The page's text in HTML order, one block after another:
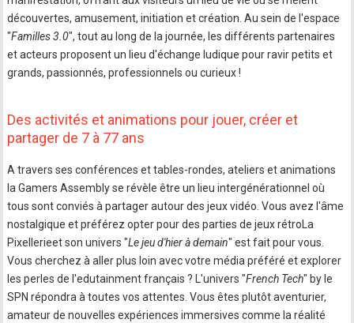
découvertes, amusement, initiation et création. Au sein de l'espace
"Familles 3.0", tout au long de la journée, les différents partenaires
et acteurs proposent un lieu d'échange ludique pour ravir petits et
grands, passionnés, professionnels ou curieux !
Des activités et animations pour jouer, créer et
partager de 7 à 77 ans
A travers ses conférences et tables-rondes, ateliers et animations
la Gamers Assembly se révèle être un lieu intergénérationnel où
tous sont conviés à partager autour des jeux vidéo. ​Vous avez ​l'âme
nostalgique et préférez​ opter​ pour des parties de jeux rétroLa
Pixellerieet son univers "Le jeu d'hier à demain" est fait pour vous.
Vous ​cherchez à aller plus loin avec votre média préféré et explorer
les perles de l'edutainment français ? L'univers "French Tech" by le
SPN​ répondra à toutes vos attentes. Vous êtes plutôt aventurier,
amateur de nouvelles expériences immersives comme la réalité